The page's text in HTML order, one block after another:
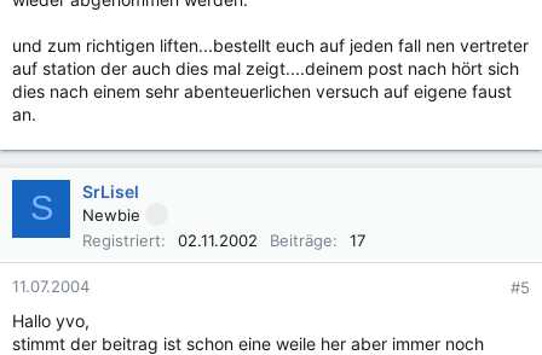
und zum richtigen liften...bestellt euch auf jeden fall nen vertreter
auf station der auch dies mal zeigt....deinem post nach hört sich
dies nach einem sehr abenteuerlichen versuch auf eigene faust
an.
S SrLisel
Newbie
Registriert
02.11.2002 Beiträge 17
11.07.2004 #5
Hallo yvo,
stimmt der beitrag ist schon eine weile her aber immer noch